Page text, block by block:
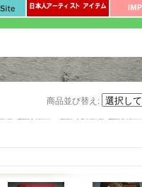
商品並び替え :